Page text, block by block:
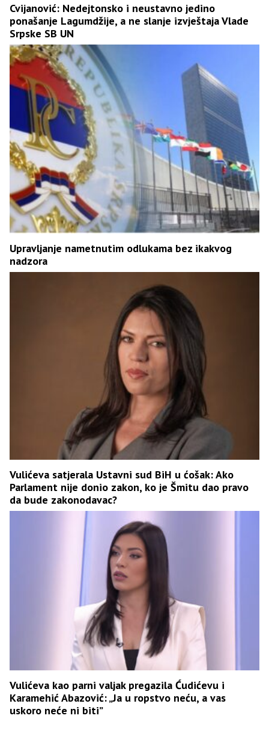
Cvijanović: Nedejtonsko i neustavno jedino
ponašanje Lagumdžije, a ne slanje izvještaja Vlade
Srpske SB UN
Upravljanje nametnutim odlukama bez ikakvog
nadzora
Vulićeva satjerala Ustavni sud BiH u ćošak: Ako
Parlament nije donio zakon, ko je Šmitu dao pravo
da bude zakonodavac?
Vulićeva kao parni valjak pregazila Ćudićevu i
Karamehić Abazović: „Ja u ropstvo neću, a vas
uskoro neće ni biti”